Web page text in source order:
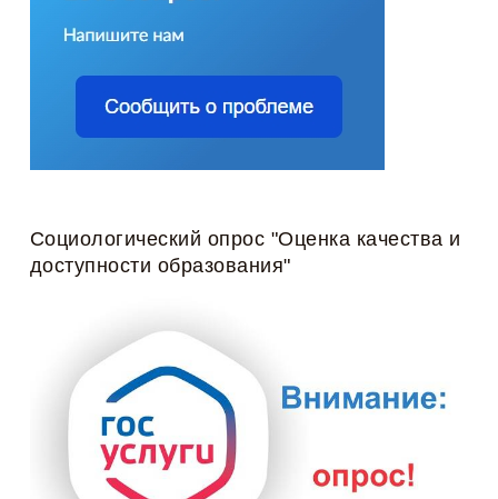
Социологический опрос "Оценка качества и
доступности образования"